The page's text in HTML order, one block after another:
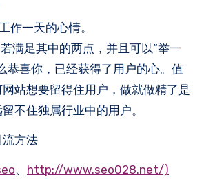
作一天的心情。
满足其中的两点，并且可以“举一
恭喜你，已经获得了用户的心。值
站想要留得住用户，做就做精了是
不住独属行业中的用户。
方法
、 http://www.seo028.net/)